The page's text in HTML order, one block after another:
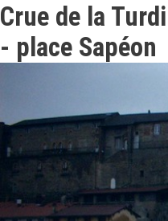
Crue de la
- place Sapéon